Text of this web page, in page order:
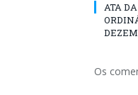
ATA
Os